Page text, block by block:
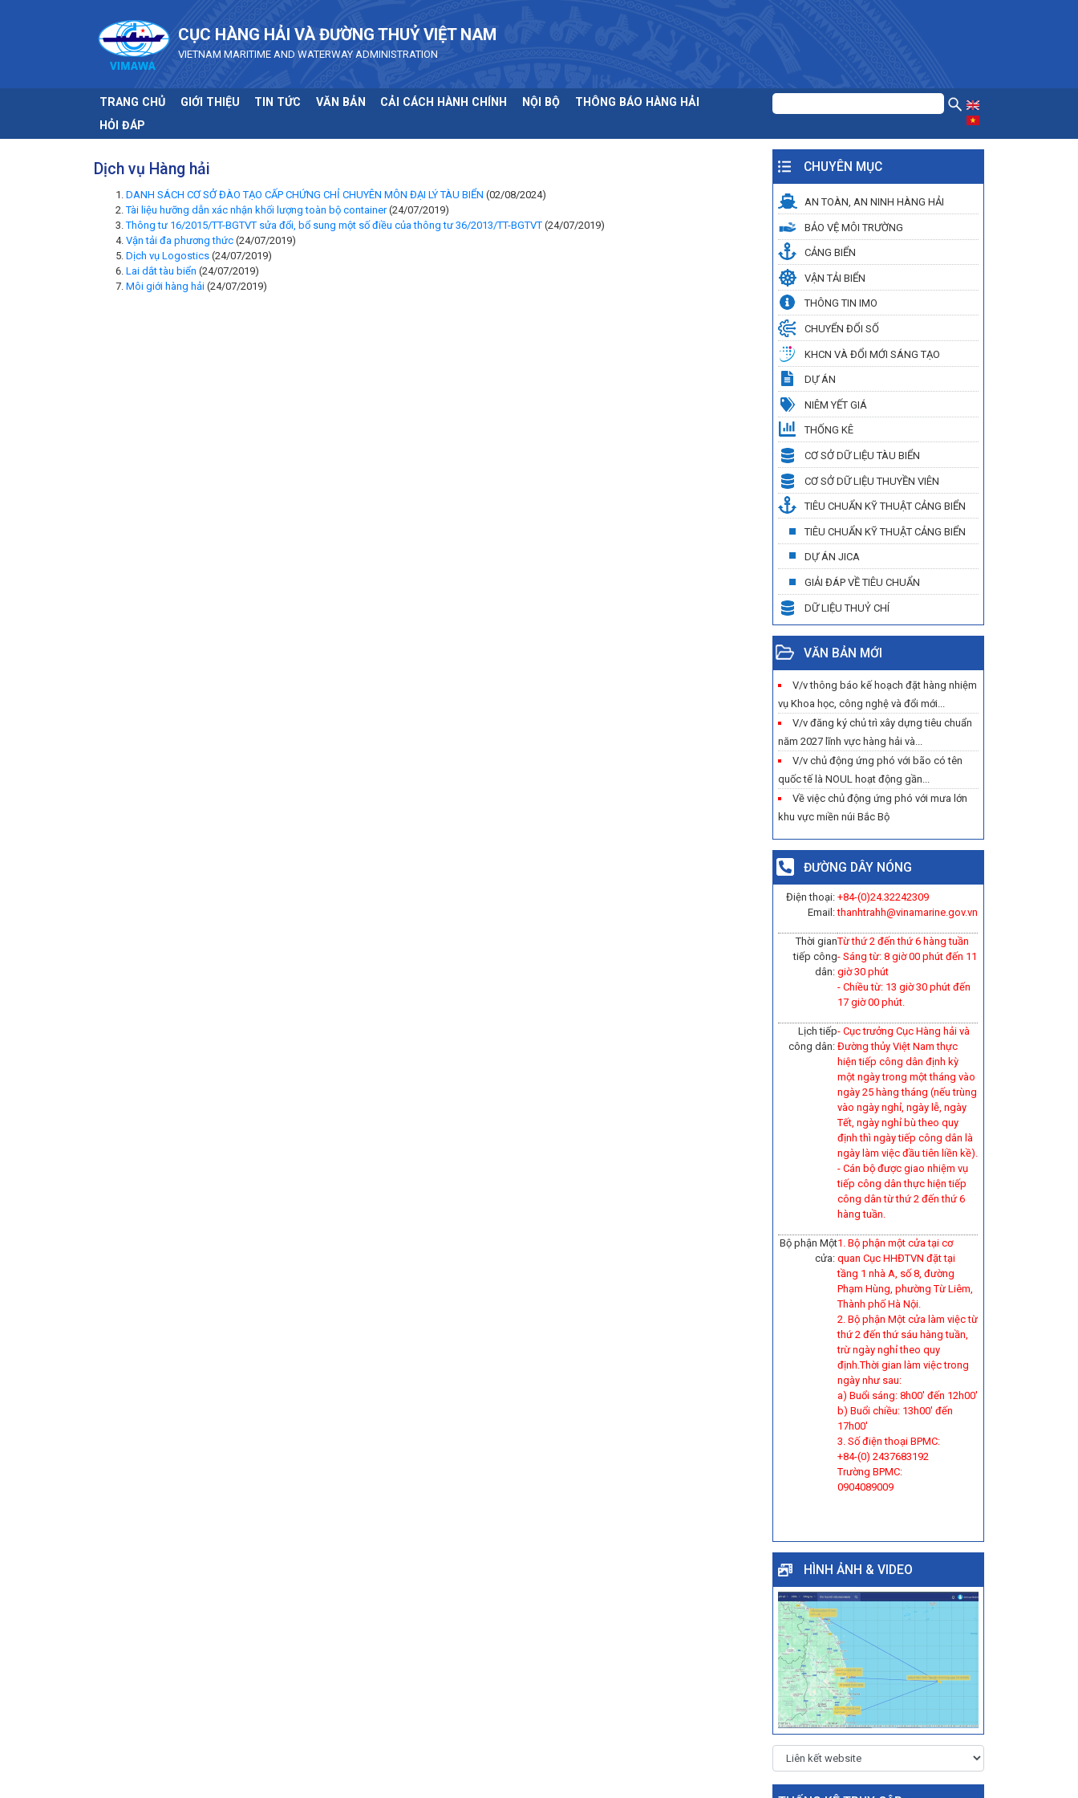
CỤC HÀNG HẢI VÀ ĐƯỜNG THUỶ VIỆT NAM
VIETNAM MARITIME AND WATERWAY ADMINISTRATION
TRANG CHỦ GIỚI THIỆU TIN TỨC VĂN BẢN CẢI CÁCH HÀNH CHÍNH NỘI BỘ
THÔNG BÁO HÀNG HẢI
HỎI ĐÁP
Dịch vụ Hàng hải
DANH SÁCH CƠ SỞ ĐÀO TẠO CẤP CHỨNG CHỈ CHUYÊN MÔN ĐẠI LÝ TÀU BIỂN (02/08/2024)
Tài liệu hưỡng dẫn xác nhận khối lượng toàn bộ container (24/07/2019)
Thông tư 16/2015/TT-BGTVT sửa đổi, bổ sung một số điều của thông tư 36/2013/TT-BGTVT (24/07/2019)
Vận tải đa phương thức (24/07/2019)
Dịch vụ Logostics (24/07/2019)
Lai dắt tàu biển (24/07/2019)
Môi giới hàng hải (24/07/2019)
CHUYÊN MỤC
AN TOÀN, AN NINH HÀNG HẢI
BẢO VỆ MÔI TRƯỜNG
CẢNG BIỂN
VẬN TẢI BIỂN
THÔNG TIN IMO
CHUYỂN ĐỔI SỐ
KHCN VÀ ĐỔI MỚI SÁNG TẠO
DỰ ÁN
NIÊM YẾT GIÁ
THỐNG KÊ
CƠ SỞ DỮ LIỆU TÀU BIỂN
CƠ SỞ DỮ LIỆU THUYỀN VIÊN
TIÊU CHUẨN KỸ THUẬT CẢNG BIỂN
TIÊU CHUẨN KỸ THUẬT CẢNG BIỂN
DỰ ÁN JICA
GIẢI ĐÁP VỀ TIÊU CHUẨN
DỮ LIỆU THUỶ CHÍ
VĂN BẢN MỚI
V/v thông báo kế hoạch đặt hàng nhiệm
vụ Khoa học, công nghệ và đổi mới...
V/v đăng ký chủ trì xây dựng tiêu chuẩn
năm 2027 lĩnh vực hàng hải và...
V/v chủ động ứng phó với bão có tên
quốc tế là NOUL hoạt động gần...
Về việc chủ động ứng phó với mưa lớn
khu vực miền núi Bắc Bộ
ĐƯỜNG DÂY NÓNG
Điện thoại:
Email:
+84-(0)24.32242309
thanhtrahh@vinamarine.gov.vn
Thời gian
tiếp công
dân:
Từ thứ 2 đến thứ 6 hàng tuần
- Sáng từ: 8 giờ 00 phút đến 11
giờ 30 phút
- Chiều từ: 13 giờ 30 phút đến
17 giờ 00 phút.
Lịch tiếp
công dân:
- Cục trưởng Cục Hàng hải và
Đường thủy Việt Nam thực
hiện tiếp công dân định kỳ
một ngày trong một tháng vào
ngày 25 hàng tháng (nếu trùng
vào ngày nghỉ, ngày lễ, ngày
Tết, ngày nghỉ bù theo quy
định thì ngày tiếp công dân là
ngày làm việc đầu tiên liền kề).
- Cán bộ được giao nhiệm vụ
tiếp công dân thực hiện tiếp
công dân từ thứ 2 đến thứ 6
hàng tuần.
Bộ phận Một
cửa:
1. Bộ phận một cửa tại cơ
quan Cục HHĐTVN đặt tại
tầng 1 nhà A, số 8, đường
Phạm Hùng, phường Từ Liêm,
Thành phố Hà Nội.
2. Bộ phận Một cửa làm việc từ
thứ 2 đến thứ sáu hàng tuần,
trừ ngày nghỉ theo quy
định.Thời gian làm việc trong
ngày như sau:
a) Buổi sáng: 8h00' đến 12h00'
b) Buổi chiều: 13h00' đến
17h00'
3. Số điện thoại BPMC:
+84-(0) 2437683192
Trường BPMC:
0904089009
HÌNH ẢNH & VIDEO